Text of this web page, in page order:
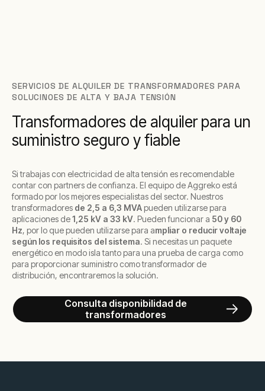
SERVICIOS DE ALQUILER DE TRANSFORMADORES PARA
SOLUCINOES DE ALTA Y BAJA TENSIÓN
Transformadores de alquiler para un
suministro seguro y fiable
Si trabajas con electricidad de alta tensión es recomendable
contar con partners de confianza. El equipo de Aggreko está
formado por los mejores especialistas del sector. Nuestros
transformadores de 2,5 a 6,3 MVApueden utilizarse para
aplicaciones de1,25 kV a 33 kV. Pueden funcionar a 50 y 60
Hz, por lo que pueden utilizarse para ampliar o reducir voltaje
según los requisitos del sistema. Si necesitas un paquete
energético en modo isla tanto para una prueba de carga como
para proporcionar suministro como transformador de
distribución, encontraremos la solución.
Consulta disponibilidad de
transformadores